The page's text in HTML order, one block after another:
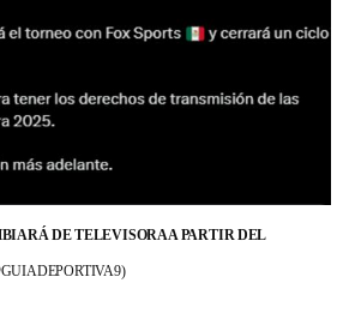
DE TELEVISORA A PARTIR DEL